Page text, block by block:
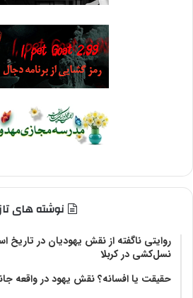
نوشته های
روایتی ناگفته از نقش یهودیان در تاریخ
نسل‌کشی در کربلا
حقیقت یا افسانه؟‌ نقش یهود در واقعه